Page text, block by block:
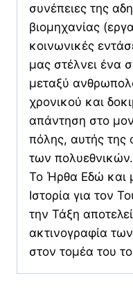
συνέπειες της
βιομηχανίας
κοινωνικές
μας στέλνει ένα
μεταξύ
χρονικού και
απάντηση στο
πόλης, αυτής της
των πολυεθνικών.
Το Ήρθα Εδώ και
Ιστορία για τον
την Τάξη
ακτινογραφία
στον τομέα του